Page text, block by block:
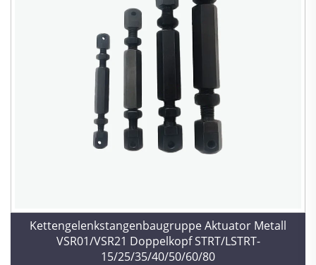
Kettengelenkstangenbaugruppe Aktuator Metall
VSR01/VSR21 Doppelkopf STRT/LSTRT-
15/25/35/40/50/60/80